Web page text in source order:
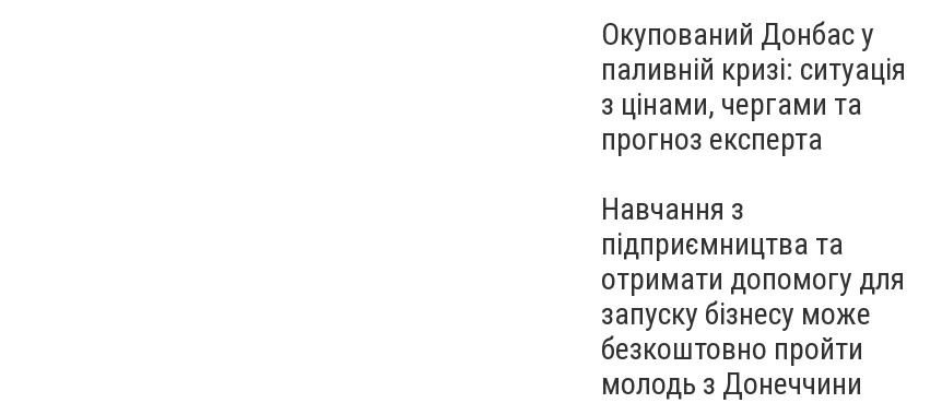
Окупований Донбас у
паливній кризі: ситуація
з цінами, чергами та
прогноз експерта
Навчання з
підприємництва та
отримати допомогу для
запуску бізнесу може
безкоштовно пройти
молодь з Донеччини